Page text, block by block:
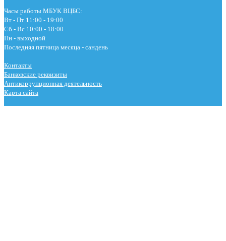
Часы работы МБУК ВЦБС:
Вт - Пт 11:00 - 19:00
Сб - Вс 10:00 - 18:00
Пн - выходной
Последняя пятница месяца - сандень
Контакты
Банковские реквизиты
Антикоррупционная деятельность
Карта сайта